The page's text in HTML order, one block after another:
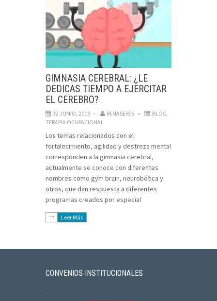
GIMNASIA CEREBRAL: ¿LE
DEDICAS TIEMPO A EJERCITAR
EL CEREBRO?
22 JUNIO, 2019 RENASERES BLOG,
TERAPIA OCUPACIONAL
Los temas relacionados con el
fortalecimiento, agilidad y destreza mental
corresponden a la gimnasia cerebral,
actualmente se conoce con diferentes
nombres como gym brain, neurobótica y
otros, que dan respuesta a diferentes
programas creados por especial
Leer Más
CONVENIOS INSTITUCIONALES
<